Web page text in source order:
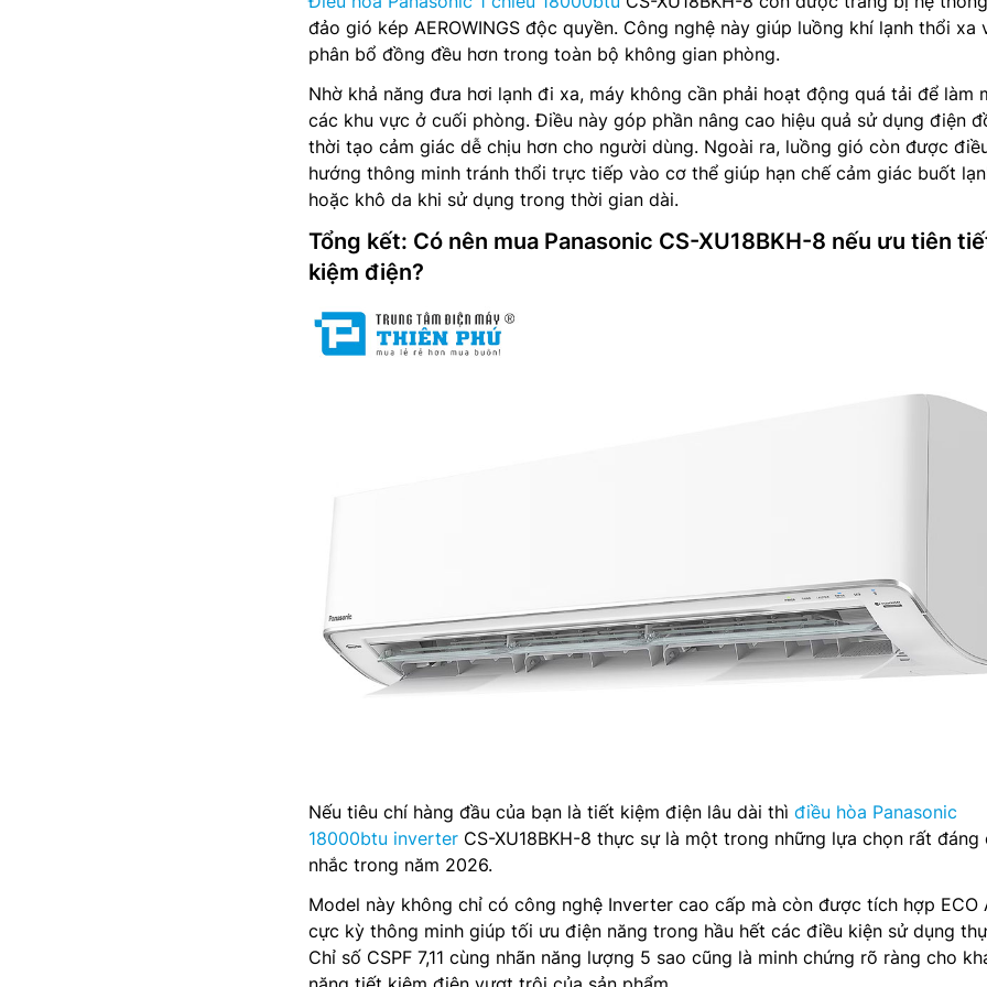
đảo gió kép AEROWINGS độc quyền. Công nghệ này giúp luồng khí lạnh thổi xa
phân bổ đồng đều hơn trong toàn bộ không gian phòng.
Nhờ khả năng đưa hơi lạnh đi xa, máy không cần phải hoạt động quá tải để làm
các khu vực ở cuối phòng. Điều này góp phần nâng cao hiệu quả sử dụng điện
thời tạo cảm giác dễ chịu hơn cho người dùng. Ngoài ra, luồng gió còn được
hướng thông minh tránh thổi trực tiếp vào cơ thể giúp hạn chế cảm giác buốt
hoặc khô da khi sử dụng trong thời gian dài.
Tổng kết: Có nên mua Panasonic CS-XU18BKH-8 nếu ưu tiên
kiệm điện?
Nếu tiêu chí hàng đầu của bạn là tiết kiệm điện lâu dài thì điều hòa Panasonic
18000btu inverter CS-XU18BKH-8 thực sự là một trong những lựa chọn rất đáng
nhắc trong năm 2026.
Model này không chỉ có công nghệ Inverter cao cấp mà còn được tích hợp ECO
cực kỳ thông minh giúp tối ưu điện năng trong hầu hết các điều kiện sử dụng
Chỉ số CSPF 7,11 cùng nhãn năng lượng 5 sao cũng là minh chứng rõ ràng cho